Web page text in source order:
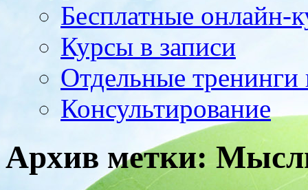
Бесплатные онлайн-
Курсы в записи
Отдельные тренинги
Консультирование
Архив метки: